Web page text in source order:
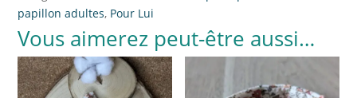
papillon adultes, Pour Lui
Vous aimerez peut-être aussi…